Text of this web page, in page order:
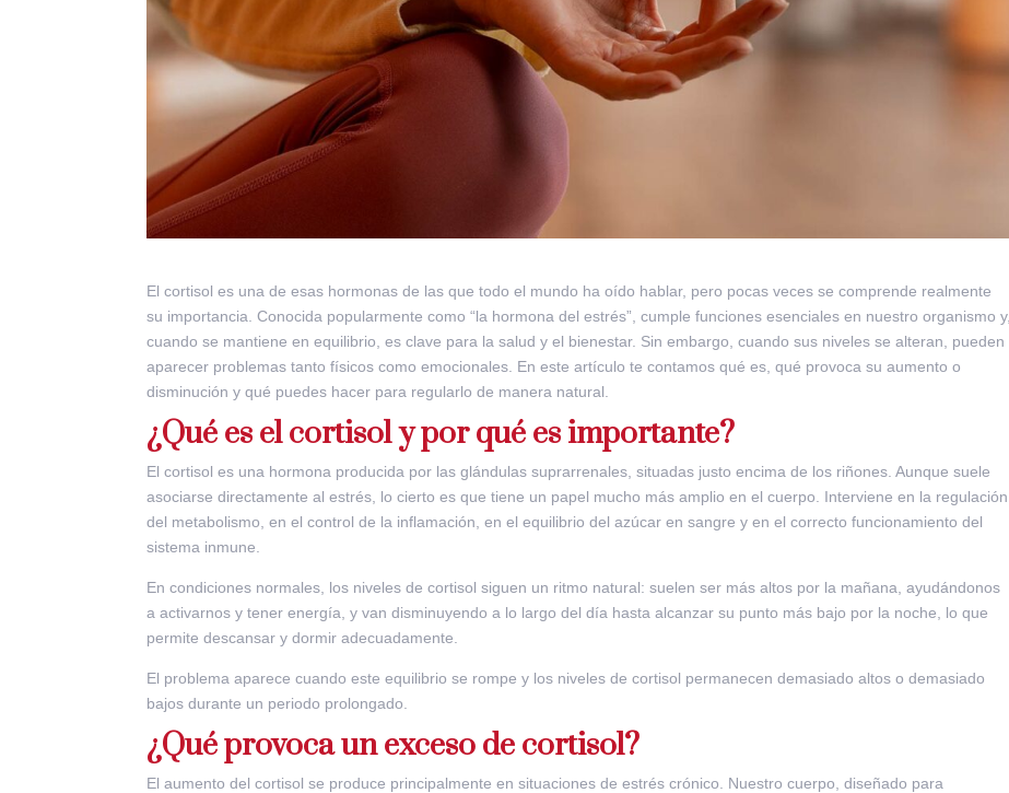
El cortisol es una de esas hormonas de las que todo el mundo ha oído hablar, pero pocas veces se comprende realmente
su importancia. Conocida popularmente como “la hormona del estrés”, cumple funciones esenciales en nuestro organismo y,
cuando se mantiene en equilibrio, es clave para la salud y el bienestar. Sin embargo, cuando sus niveles se alteran, pueden
aparecer problemas tanto físicos como emocionales. En este artículo te contamos qué es, qué provoca su aumento o
disminución y qué puedes hacer para regularlo de manera natural.
¿Qué es el cortisol y por qué es importante?
El cortisol es una hormona producida por las glándulas suprarrenales, situadas justo encima de los riñones. Aunque suele
asociarse directamente al estrés, lo cierto es que tiene un papel mucho más amplio en el cuerpo. Interviene en la regulación
del metabolismo, en el control de la inflamación, en el equilibrio del azúcar en sangre y en el correcto funcionamiento del
sistema inmune.
En condiciones normales, los niveles de cortisol siguen un ritmo natural: suelen ser más altos por la mañana, ayudándonos
a activarnos y tener energía, y van disminuyendo a lo largo del día hasta alcanzar su punto más bajo por la noche, lo que
permite descansar y dormir adecuadamente.
El problema aparece cuando este equilibrio se rompe y los niveles de cortisol permanecen demasiado altos o demasiado
bajos durante un periodo prolongado.
¿Qué provoca un exceso de cortisol?
El aumento del cortisol se produce principalmente en situaciones de estrés crónico. Nuestro cuerpo, diseñado para